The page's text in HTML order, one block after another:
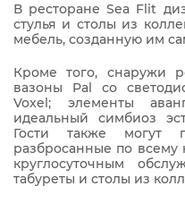
В ресторане Sea Flit
стулья и столы из
мебель, созданную им
Кроме того, снаружи
вазоны Pal со
Voxel; элементы
идеальный симбиоз
Гости также могут
разбросанные по всему
круглосуточным
табуреты и столы из